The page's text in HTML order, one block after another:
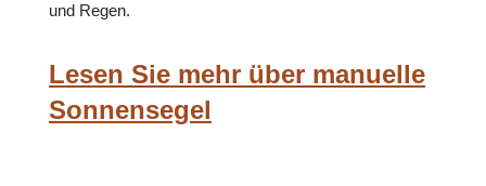
und Regen.
Lesen Sie mehr über manuelle
Sonnensegel